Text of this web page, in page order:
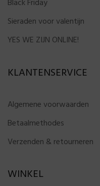
Black Friday
Sieraden voor valentijn
YES WE ZIJN ONLINE!
KLANTENSERVICE
Algemene voorwaarden
Betaalmethodes
Verzenden & retourneren
WINKEL